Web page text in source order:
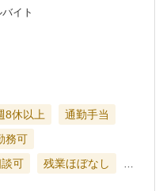
イト
8休以上
通勤手当
務可
可 残業ほぼなし …